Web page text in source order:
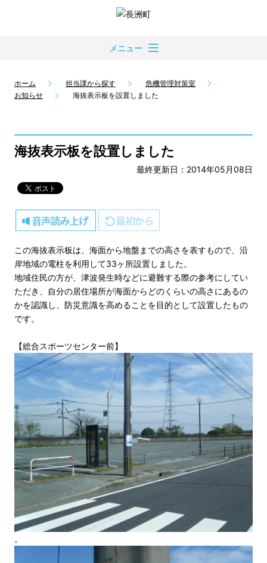
メニュー
ホーム 担当課から探す
危機管理対策室
お知らせ
海抜表示板を設置しました
海抜表示板を設置しました
最終更新日：2014年05月08日
この海抜表示板は、海面から地盤までの高さを表すもので、沿
岸地域の電柱を利用して33ヶ所設置しました。
地域住民の方が、津波発生時などに避難する際の参考にしてい
ただき、自分の居住場所が海面からどのくらいの高さにあるの
かを認識し、防災意識を高めることを目的として設置したもの
です。
【総合スポーツセンター前】
。